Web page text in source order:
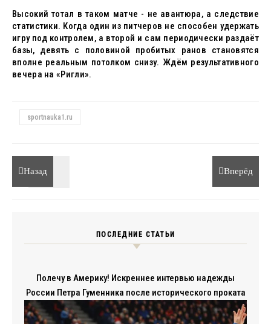
Высокий тотал в таком матче - не авантюра, а следствие
статистики. Когда один из питчеров не способен удержать
игру под контролем, а второй и сам периодически раздаёт
базы, девять с половиной пробитых ранов становятся
вполне реальным потолком снизу. Ждём результативного
вечера на «Ригли».
sportnauka1.ru
Назад Вперёд
ПОСЛЕДНИЕ СТАТЬИ
Полечу в Америку! Искреннее интервью надежды
России Петра Гуменника после исторического проката